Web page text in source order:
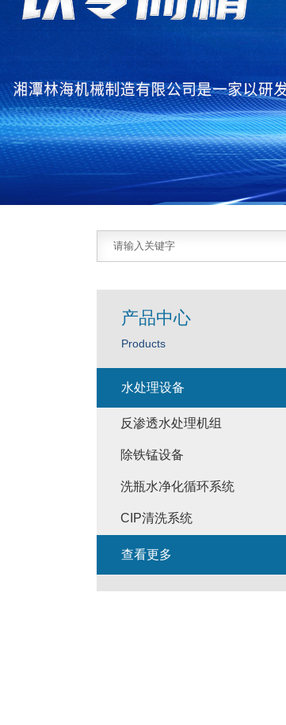
产品中心
Products
水处理设备
反渗透水处理机组
除铁锰设备
洗瓶水净化循环系统
CIP清洗系统
查看更多